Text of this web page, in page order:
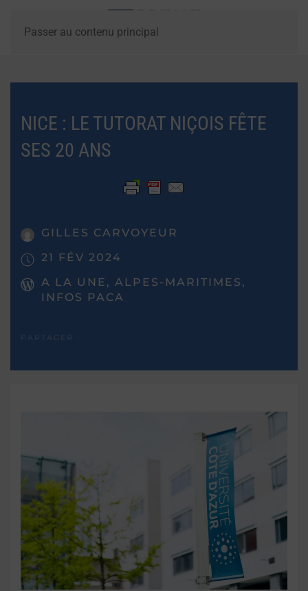
Passer au contenu principal
NICE : LE TUTORAT NIÇOIS FÊTE
SES 20 ANS
GILLES CARVOYEUR
21 FÉV 2024
A LA UNE, ALPES-MARITIMES,
INFOS PACA